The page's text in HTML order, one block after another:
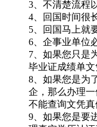
3、不清楚流程
4、回国时间很
5、回国马上就
6、企事业单位
7、如果您只是
毕业证成绩单
8、如果您是为
企，那么办理
不能查询文凭真
9、如果您是要